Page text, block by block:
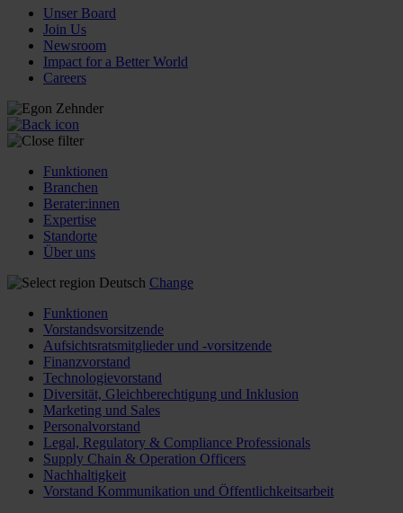
Unser Board
Join Us
Newsroom
Impact for a Better World
Careers
Funktionen
Branchen
Berater:innen
Expertise
Standorte
Über uns
Deutsch Change
Funktionen
Vorstandsvorsitzende
Aufsichtsratsmitglieder und -vorsitzende
Finanzvorstand
Technologievorstand
Diversität, Gleichberechtigung und Inklusion
Marketing und Sales
Personalvorstand
Legal, Regulatory & Compliance Professionals
Supply Chain & Operation Officers
Nachhaltigkeit
Vorstand Kommunikation und Öffentlichkeitsarbeit